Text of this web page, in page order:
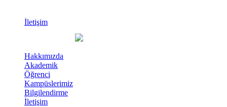
İletişim
Hakkımızda
Akademik
Öğrenci
Kampüslerimiz
Bilgilendirme
İletişim